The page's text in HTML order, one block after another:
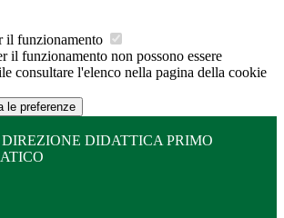
il funzionamento
il funzionamento non possono essere
consultare l'elenco nella pagina della cookie
le preferenze
DIREZIONE DIDATTICA PRIMO